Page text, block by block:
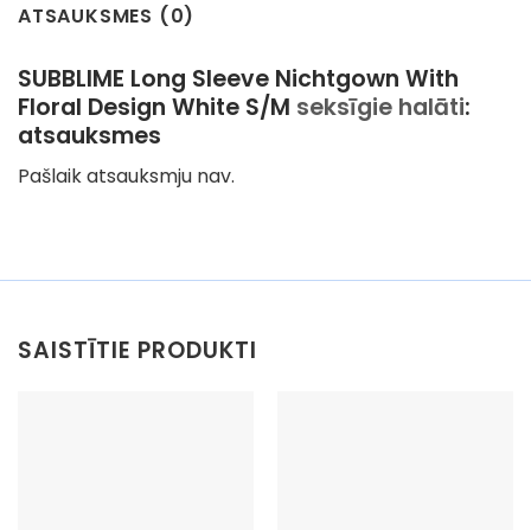
ATSAUKSMES (0)
SUBBLIME Long Sleeve Nichtgown With
Floral Design White S/M seksīgie halāti:
atsauksmes
Pašlaik atsauksmju nav.
SAISTĪTIE PRODUKTI